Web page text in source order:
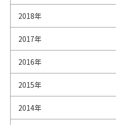
2018年
2017年
2016年
2015年
2014年